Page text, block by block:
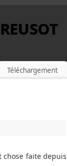
Téléchargement
chose faite depuis